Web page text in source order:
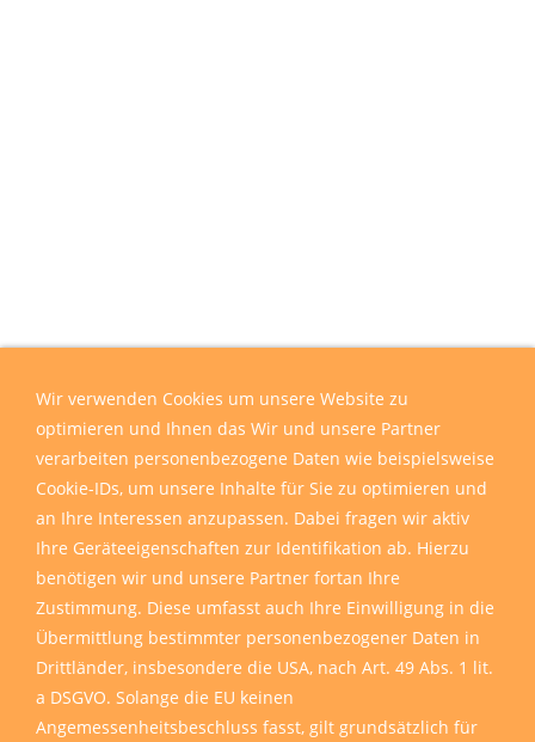
Wir verwenden Cookies um unsere Website zu
optimieren und Ihnen das Wir und unsere Partner
verarbeiten personenbezogene Daten wie beispielsweise
Cookie-IDs, um unsere Inhalte für Sie zu optimieren und
an Ihre Interessen anzupassen. Dabei fragen wir aktiv
Ihre Geräteeigenschaften zur Identifikation ab. Hierzu
benötigen wir und unsere Partner fortan Ihre
Zustimmung. Diese umfasst auch Ihre Einwilligung in die
Übermittlung bestimmter personenbezogener Daten in
Drittländer, insbesondere die USA, nach Art. 49 Abs. 1 lit.
a DSGVO. Solange die EU keinen
Angemessenheitsbeschluss fasst, gilt grundsätzlich für